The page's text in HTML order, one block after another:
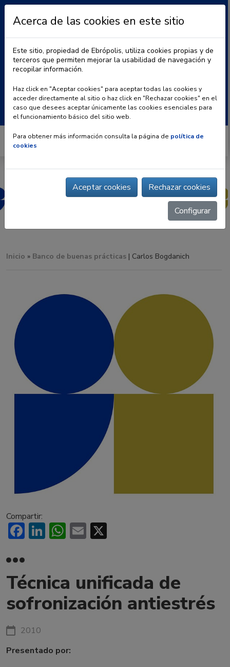
BLOG | CONTACTO
Buscar:
Inicio » Banco de buenas prácticas | Carlos Bogdanich
Compartir:
Facebook
LinkedIn
WhatsApp
Email
Técnica unificada de
sofronización antiestrés
2010
Presentado por:
Acerca de las cookies en este sitio
Este sitio, propiedad de Ebrópolis, utiliza cookies propias y de
terceros que permiten mejorar la usabilidad de navegación y
recopilar información.
Haz click en "Aceptar cookies" para aceptar todas las cookies y
acceder directamente al sitio o haz click en "Rechazar cookies" en el
caso que desees aceptar únicamente las cookies esenciales para
el funcionamiento básico del sitio web.
Para obtener más información consulta la página de política de
cookies
Aceptar cookies Rechazar cookies
Configurar